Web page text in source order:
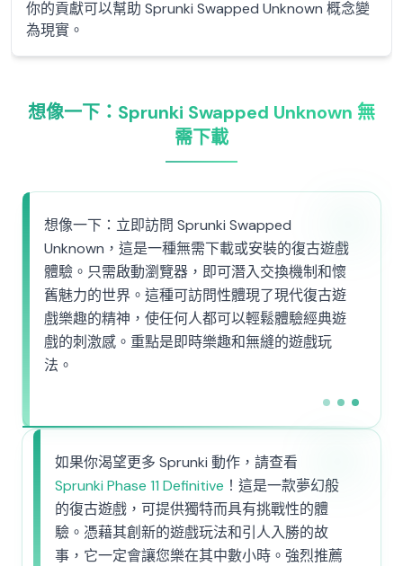
你的貢獻可以幫助 Sprunki Swapped Unknown 概念變
為現實。
想像一下：Sprunki Swapped Unknown 無
需下載
想像一下：立即訪問 Sprunki Swapped
Unknown，這是一種無需下載或安裝的復古遊戲
體驗。只需啟動瀏覽器，即可潛入交換機制和懷
舊魅力的世界。這種可訪問性體現了現代復古遊
戲樂趣的精神，使任何人都可以輕鬆體驗經典遊
戲的刺激感。重點是即時樂趣和無縫的遊戲玩
法。
如果你渴望更多 Sprunki 動作，請查看
Sprunki Phase 11 Definitive ！這是一款夢幻般
的復古遊戲，可提供獨特而具有挑戰性的體
驗。憑藉其創新的遊戲玩法和引人入勝的故
事，它一定會讓您樂在其中數小時。強烈推薦